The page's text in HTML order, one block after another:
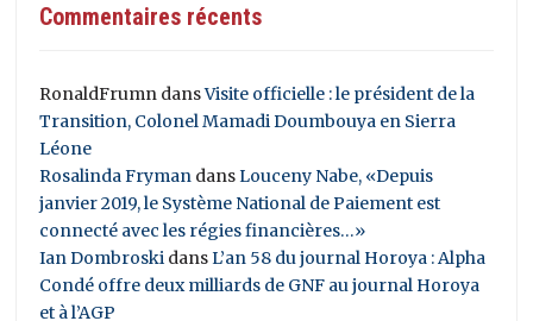
Commentaires récents
RonaldFrumn dansVisite officielle : le président de la
Transition, Colonel Mamadi Doumbouya en Sierra
Léone
Rosalinda Fryman dansLouceny Nabe, «Depuis
janvier 2019, le Système National de Paiement est
connecté avec les régies financières…»
Ian Dombroski dansL’an 58 du journal Horoya : Alpha
Condé offre deux milliards de GNF au journal Horoya
et à l’AGP